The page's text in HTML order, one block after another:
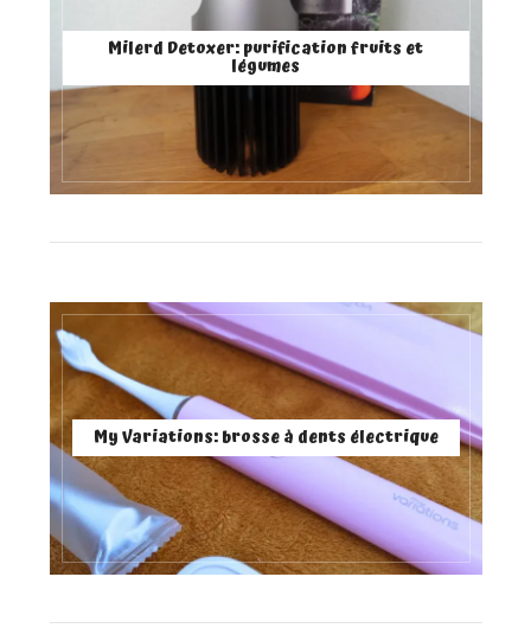
Milerd Detoxer: purification fruits et
légumes
My Variations: brosse à dents électrique